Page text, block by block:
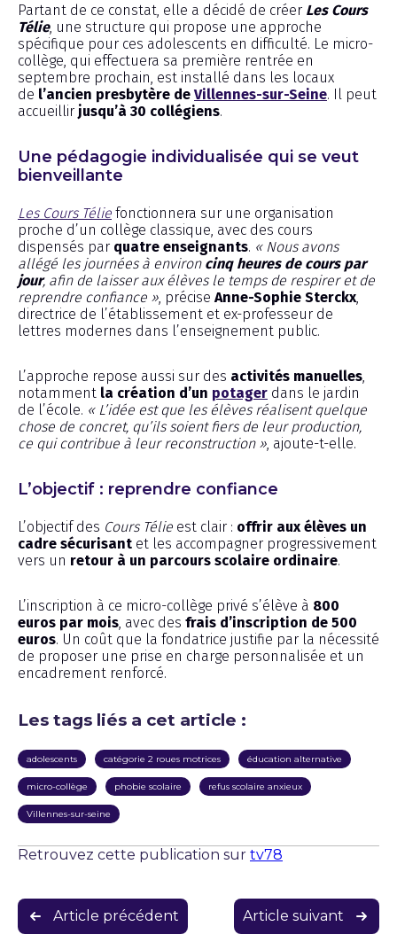
Partant de ce constat, elle a décidé de créer Les Cours
Télie, une structure qui propose une approche
spécifique pour ces adolescents en difficulté. Le micro-
collège, qui effectuera sa première rentrée en
septembre prochain, est installé dans les locaux
de l’ancien presbytère de Villennes-sur-Seine. Il peut
accueillir jusqu’à 30 collégiens.
Une pédagogie individualisée qui se veut
bienveillante
Les Cours Télie fonctionnera sur une organisation
proche d’un collège classique, avec des cours
dispensés par quatre enseignants. « Nous avons
allégé les journées à environ cinq heures de cours par
jour, afin de laisser aux élèves le temps de respirer et de
reprendre confiance » , précise Anne-Sophie Sterckx
directrice de l’établissement et ex-professeur de
lettres modernes dans l’enseignement public.
L’approche repose aussi sur des activités manuelles
notamment la création d’un potager dans le jardin
de l’école. « L’idée est que les élèves réalisent quelque
chose de concret, qu’ils soient fiers de leur production,
ce qui contribue à leur reconstruction » , ajoute-t-elle.
L’objectif : reprendre confiance
L’objectif des Cours Télie est clair : offrir aux élèves un
cadre sécurisant et les accompagner progressivement
vers un retour à un parcours scolaire ordinaire.
L’inscription à ce micro-collège privé s’élève à 800
euros par mois , avec des frais d’inscription de 500
euros. Un coût que la fondatrice justifie par la nécessité
de proposer une prise en charge personnalisée et un
encadrement renforcé.
Les tags liés a cet article :
adolescents catégorie 2 roues motrices éducation alternative
micro-collège phobie scolaire refus scolaire anxieux
Villennes-sur-seine
Retrouvez cette publication sur tv78
Navigation
de
Article précédent Article suivant